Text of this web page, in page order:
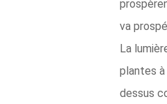
va
La
plantes
dessus